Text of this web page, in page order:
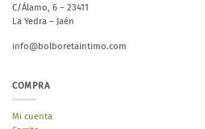
C/Álamo, 6 – 23411
La Yedra – Jaén
info@bolboretaintimo.com
COMPRA
Mi cuenta